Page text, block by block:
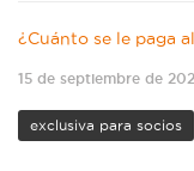
¿Cuánto se le paga
15 de septiembre de
exclusiva para socios